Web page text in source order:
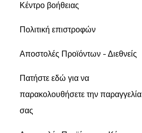
Κέντρο βοήθειας
Πολιτική επιστροφών
Αποστολές Προϊόντων - Διεθνείς
Πατήστε εδώ για να
παρακολουθήσετε την παραγγελία
σας